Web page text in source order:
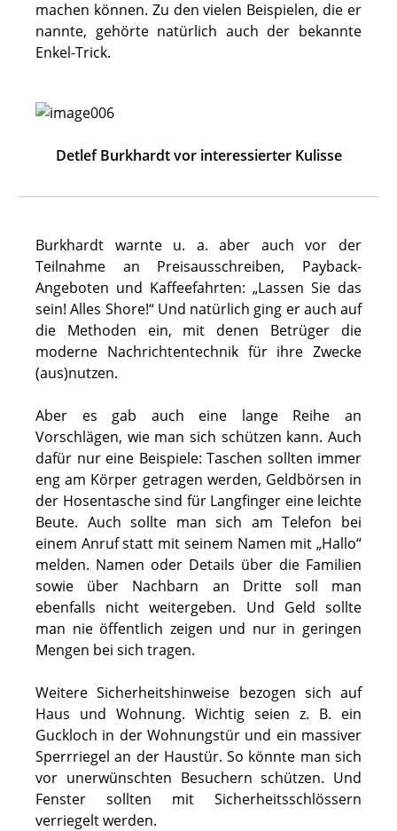
machen können. Zu den vielen Beispielen, die er
nannte, gehörte natürlich auch der bekannte
Enkel-Trick.
Detlef Burkhardt vor interessierter Kulisse
Burkhardt warnte u. a. aber auch vor der
Teilnahme an Preisausschreiben, Payback-
Angeboten und Kaffeefahrten: „Lassen Sie das
sein! Alles Shore!“ Und natürlich ging er auch auf
die Methoden ein, mit denen Betrüger die
moderne Nachrichtentechnik für ihre Zwecke
(aus)nutzen.
Aber es gab auch eine lange Reihe an
Vorschlägen, wie man sich schützen kann. Auch
dafür nur eine Beispiele: Taschen sollten immer
eng am Körper getragen werden, Geldbörsen in
der Hosentasche sind für Langfinger eine leichte
Beute. Auch sollte man sich am Telefon bei
einem Anruf statt mit seinem Namen mit „Hallo“
melden. Namen oder Details über die Familien
sowie über Nachbarn an Dritte soll man
ebenfalls nicht weitergeben. Und Geld sollte
man nie öffentlich zeigen und nur in geringen
Mengen bei sich tragen.
Weitere Sicherheitshinweise bezogen sich auf
Haus und Wohnung. Wichtig seien z. B. ein
Guckloch in der Wohnungstür und ein massiver
Sperrriegel an der Haustür. So könnte man sich
vor unerwünschten Besuchern schützen. Und
Fenster sollten mit Sicherheitsschlössern
verriegelt werden.